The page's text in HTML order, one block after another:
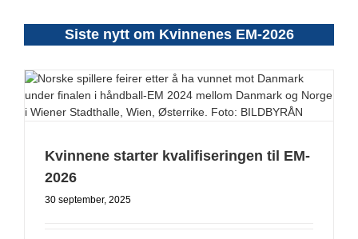
Siste nytt om Kvinnenes EM-2026
Kvinnene starter kvalifiseringen til EM-
2026
30 september, 2025